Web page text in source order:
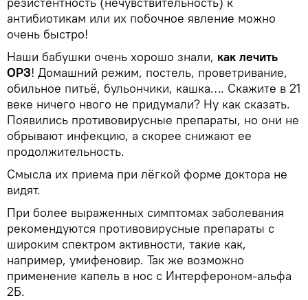
антибиотикам или их побочное явление можно
очень быстро!
Наши бабушки очень хорошо знали, как лечить
ОРЗ! Домашний режим, постель, проветривание,
обильное питьё, бульончики, кашка…. Скажите в 21
веке ничего нвого не придумали? Ну как сказать.
Появились противовирусные препараты, но они не
обрывают инфекцию, а скорее снижают ее
продолжительность.
Смысла их приема при лёгкой форме доктора не
видят.
При более выраженных симптомах заболевания
рекомендуются противовирусные препараты с
широким спектром активности, такие как,
например, умифеновир. Так же возможно
применение капель в нос с Интерфероном-альфа
2Б.